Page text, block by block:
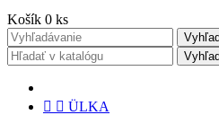
Košík 0 ks
  ÜLKA